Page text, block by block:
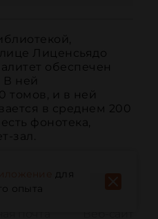
Лиценсьядо
обеспечен
В ней
томов, и в ней
в среднем 200
фонотека,
зал.
для
опыта